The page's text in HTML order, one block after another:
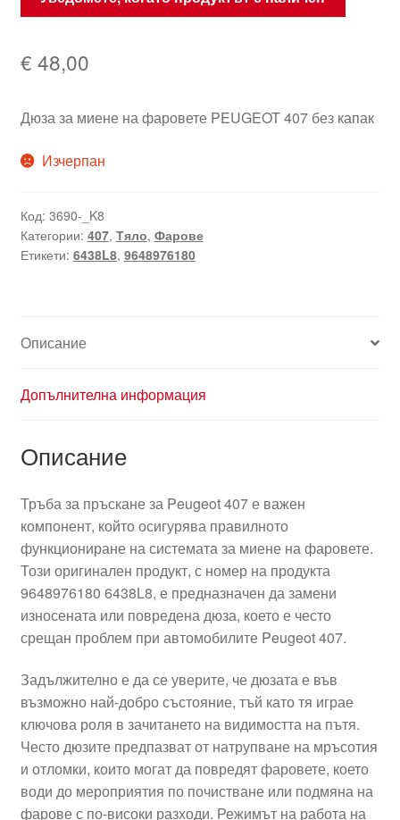
€ 48,00
Дюза за миене на фаровете PEUGEOT 407 без капак
Изчерпан
Код: 3690-_K8
Категории: 407, Тяло, Фарове
Етикети: 6438L8, 9648976180
Описание
Допълнителна информация
Описание
Тръба за пръскане за Peugeot 407 е важен
компонент, който осигурява правилното
функциониране на системата за миене на фаровете.
Този оригинален продукт, с номер на продукта
9648976180 6438L8, е предназначен да замени
износената или повредена дюза, което е често
срещан проблем при автомобилите Peugeot 407.
Задължително е да се уверите, че дюзата е във
възможно най-добро състояние, тъй като тя играе
ключова роля в зачитането на видимостта на пътя.
Често дюзите предпазват от натрупване на мръсотия
и отломки, които могат да повредят фаровете, което
води до мероприятия по почистване или подмяна на
фарове с по-високи разходи. Режимът на работа на